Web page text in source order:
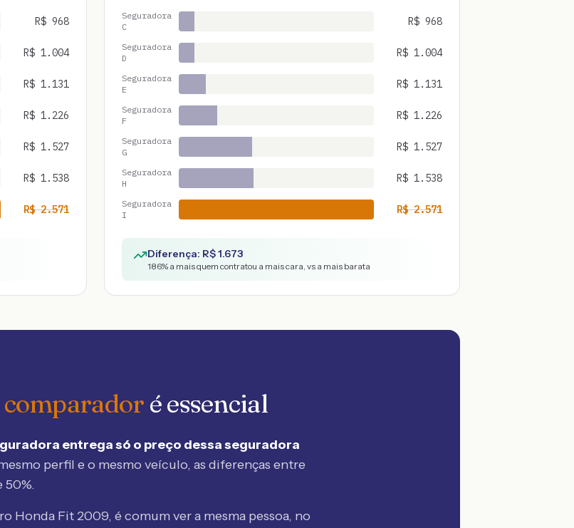
R$ 968
R$ 1.004
R$ 1.131
R$ 1.226
R$ 1.527
R$ 1.538
R$2.571
Seguradora
C
R$ 968
Seguradora
D
R$ 1.004
Seguradora
E
R$ 1.131
Seguradora
F
R$ 1.226
Seguradora
G
R$ 1.527
Seguradora
H
R$ 1.538
Seguradora
I
R$2.571
Diferença: R$1.673
186% a mais quem contratou a mais cara, vs a mais barata
comparador é essencial
entrega só o preço dessa seguradora
perfil e o mesmo veículo, as diferenças entre
50%.
Honda Fit 2009, é comum ver a mesma pessoa, no